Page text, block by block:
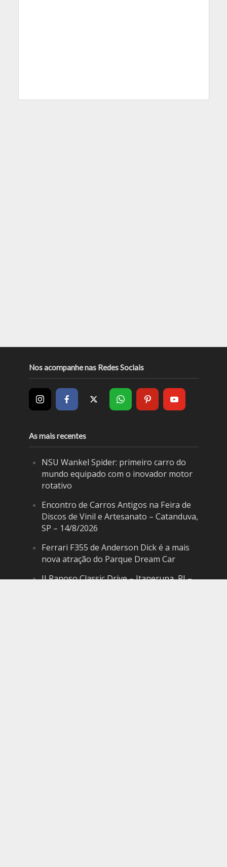
Nos acompanhe nas Redes Sociais
As mais recentes
NSU Wankel Spider: primeiro carro do
mundo equipado com o inovador motor
rotativo
Encontro de Carros Antigos na Feira de
Discos de Vinil e Artesanato – Catanduva,
SP – 14/8/2026
Ferrari F355 de Anderson Dick é a mais
nova atração do Parque Dream Car
II Raposo Classic Drive – Itaperuna, RJ –